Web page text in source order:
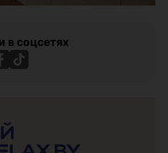
в соцсетях